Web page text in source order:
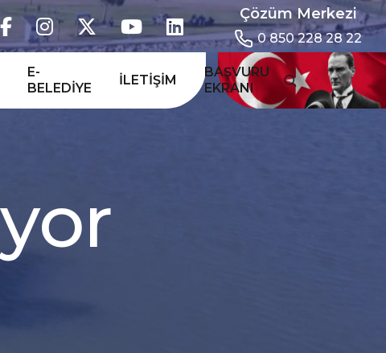
Çözüm Merkezi
0 850 228 28 22
E-
BELEDIYE
İLETIŞIM
BAŞVURU
EKRANI